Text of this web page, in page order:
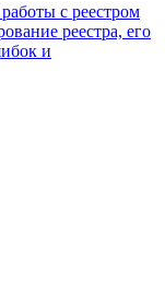
с реестром
реестра, его
и